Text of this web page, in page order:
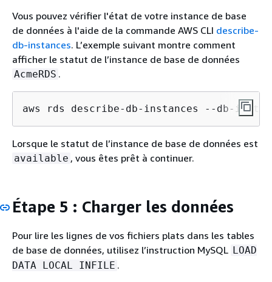
Vous pouvez vérifier l'état de votre instance de base
de données à l'aide de la commande AWS CLI describe-
db-instances. L’exemple suivant montre comment
afficher le statut de l’instance de base de données
AcmeRDS .
aws rds describe-db-instances --db-
Lorsque le statut de l’instance de base de données est
available , vous êtes prêt à continuer.
Étape 5 : Charger les données
Pour lire les lignes de vos fichiers plats dans les tables
de base de données, utilisez l’instruction MySQL LOAD
DATA LOCAL INFILE .